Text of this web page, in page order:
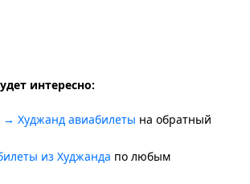
интересно:
→ Худжанд авиабилеты на обратный
из Худжанда по любым